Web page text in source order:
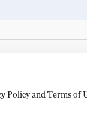
and Terms of